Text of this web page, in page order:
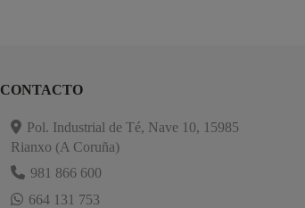
CONTACTO
Pol. Industrial de Té, Nave 10, 15985
Rianxo (A Coruña)
981 866 600
664 131 753